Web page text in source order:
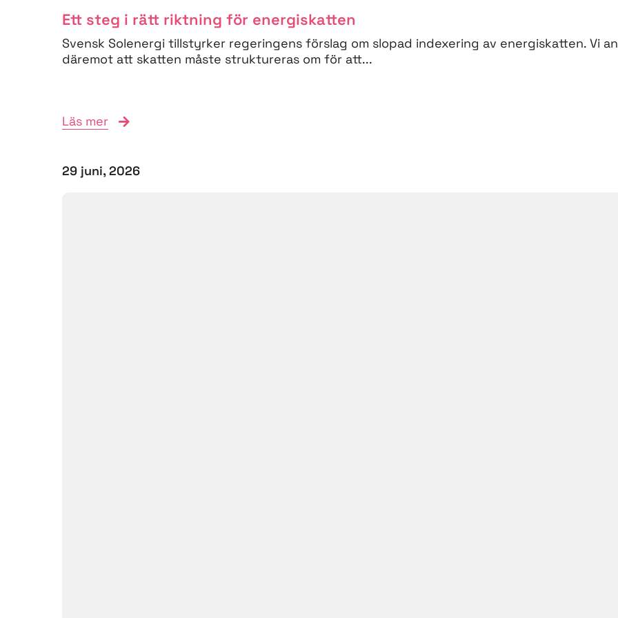
Ett steg i rätt riktning för energiskatten
Svensk Solenergi tillstyrker regeringens förslag om slopad indexering av energiskatten. Vi
däremot att skatten måste struktureras om för att...
Läs mer
29 juni, 2026